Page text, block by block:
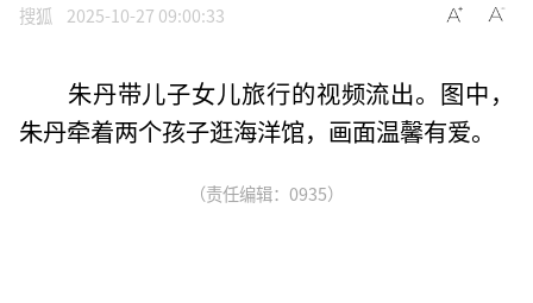
搜狐 2025-10-27 09:00:33
朱丹带儿子女儿旅行的视频流出。图中，
朱丹牵着两个孩子逛海洋馆，画面温馨有爱。
（责任编辑：0935）